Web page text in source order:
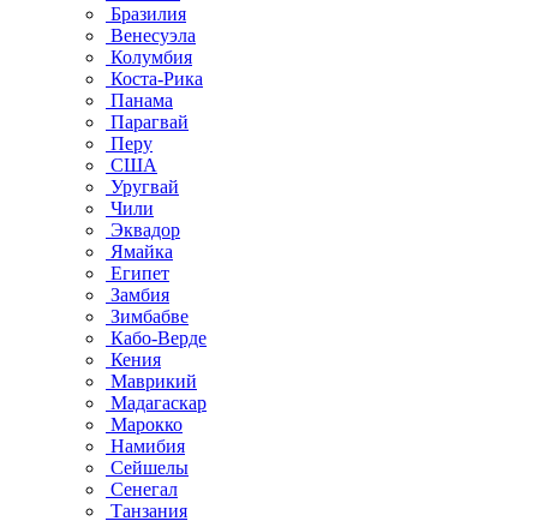
Бразилия
Венесуэла
Колумбия
Коста-Рика
Панама
Парагвай
Перу
США
Уругвай
Чили
Эквадор
Ямайка
Египет
Замбия
Зимбабве
Кабо-Верде
Кения
Маврикий
Мадагаскар
Марокко
Намибия
Сейшелы
Сенегал
Танзания